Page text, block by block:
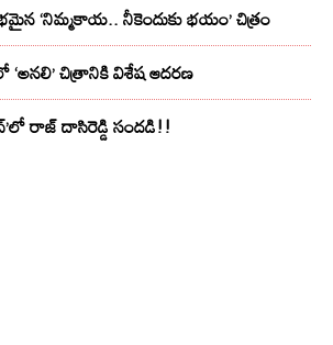
‘నిమ్మకాయ.. నీకెందుకు భయం’ చిత్రం
చిత్రానికి విశేష ఆదరణ
రాజ్ దాసిరెడ్డి సందడి!!